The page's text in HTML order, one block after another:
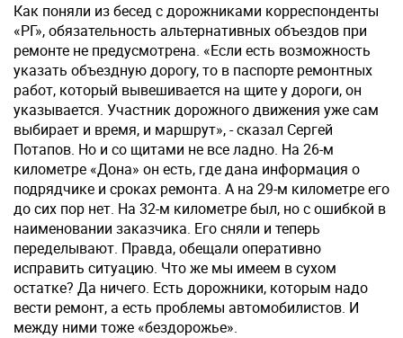
Как поняли из бесед с дорожниками корреспонденты
«РГ», обязательность альтернативных объездов при
ремонте не предусмотрена. «Если есть возможность
указать объездную дорогу, то в паспорте ремонтных
работ, который вывешивается на щите у дороги, он
указывается. Участник дорожного движения уже сам
выбирает и время, и маршрут», - сказал Сергей
Потапов. Но и со щитами не все ладно. На 26-м
километре «Дона» он есть, где дана информация о
подрядчике и сроках ремонта. А на 29-м километре его
до сих пор нет. На 32-м километре был, но с ошибкой в
наименовании заказчика. Его сняли и теперь
переделывают. Правда, обещали оперативно
исправить ситуацию. Что же мы имеем в сухом
остатке? Да ничего. Есть дорожники, которым надо
вести ремонт, а есть проблемы автомобилистов. И
между ними тоже «бездорожье».